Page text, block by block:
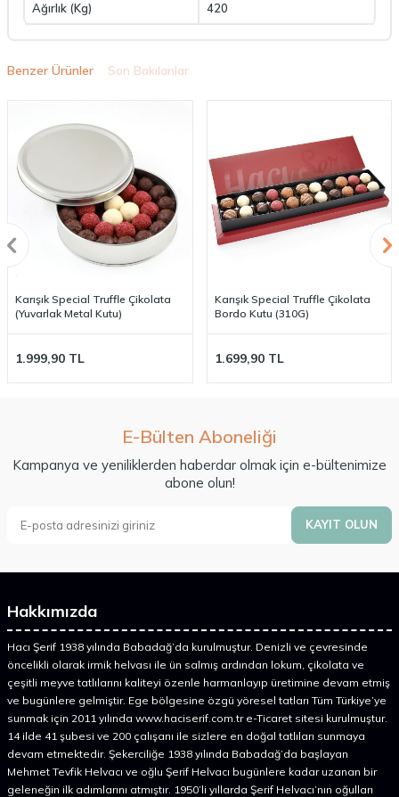
Ağırlık (Kg) 420
Benzer Ürünler Son Bakılanlar
Karışık Special Truffle Çikolata
(Yuvarlak Metal Kutu)
1.999,90 TL
Karışık Special Truffle Çikolata
Bordo Kutu (310G)​​
1.699,90TL
E-Bülten Aboneliği
Kampanya ve yeniliklerden haberdar olmak için e-bültenimize
abone olun!
KAYIT OLUN
Hakkımızda
Hacı Şerif 1938 yılında Babadağ’da kurulmuştur. Denizli ve çevresinde
öncelikli olarak irmik helvası ile ün salmış ardından lokum, çikolata ve
çeşitli meyve tatlılarını kaliteyi özenle harmanlayıp üretimine devam etmiş
ve bugünlere gelmiştir. Ege bölgesine özgü yöresel tatları Tüm Türkiye’ye
sunmak için 2011 yılında www.haciserif.com.tr e-Ticaret sitesi kurulmuştur.
14 ilde 41 şubesi ve 200 çalışanı ile sizlere en doğal tatlıları sunmaya
devam etmektedir. Şekerciliğe 1938 yılında Babadağ’da başlayan
Mehmet Tevfik Helvacı ve oğlu Şerif Helvacı bugünlere kadar uzanan bir
geleneğin ilk adımlarını atmıştır. 1950’li yıllarda Şerif Helvacı’nın oğulları